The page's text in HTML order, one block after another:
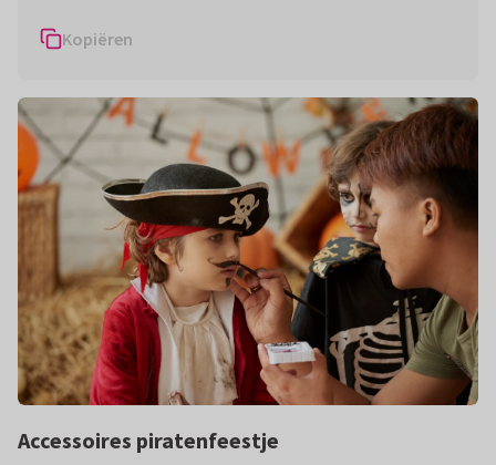
Kopiëren
Accessoires piratenfeestje